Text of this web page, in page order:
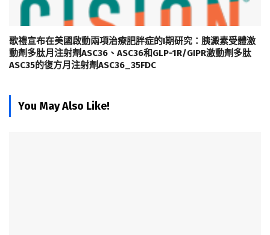
歌禮宣布在美國啟動兩項治療肥胖症的I期研究：胰澱素受體激
動劑多肽月注射劑ASC36、ASC36和GLP-1R/GIPR激動劑多肽
ASC35的復方月注射劑ASC36_35FDC
You May Also Like!